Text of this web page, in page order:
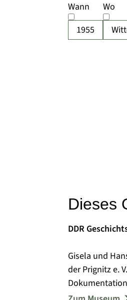
Wann
1955
Wo
Dieses
DDR
Gisela und
der Prignitz e.
Dokumentationszentrum in
1945 bis 1990,